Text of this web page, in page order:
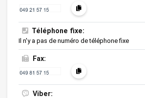
Téléphone fixe:
Il n'y a pas de numéro de téléphone fixe
Fax:
Viber: